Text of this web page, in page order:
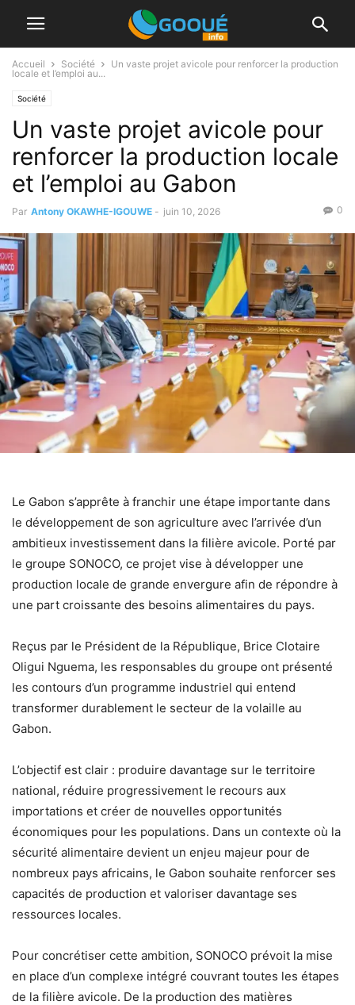
Accueil Société
Un vaste projet avicole pour renforcer la production
locale et l’emploi au...
Société
Un vaste projet avicole pour
renforcer la production locale
et l’emploi au Gabon
Par Antony OKAWHE-IGOUWE - juin 10, 2026 0
Le Gabon s’apprête à franchir une étape importante dans
le développement de son agriculture avec l’arrivée d’un
ambitieux investissement dans la filière avicole. Porté par
le groupe SONOCO, ce projet vise à développer une
production locale de grande envergure afin de répondre à
une part croissante des besoins alimentaires du pays.
Reçus par le Président de la République, Brice Clotaire
Oligui Nguema, les responsables du groupe ont présenté
les contours d’un programme industriel qui entend
transformer durablement le secteur de la volaille au
Gabon.
L’objectif est clair : produire davantage sur le territoire
national, réduire progressivement le recours aux
importations et créer de nouvelles opportunités
économiques pour les populations. Dans un contexte où la
sécurité alimentaire devient un enjeu majeur pour de
nombreux pays africains, le Gabon souhaite renforcer ses
capacités de production et valoriser davantage ses
ressources locales.
Pour concrétiser cette ambition, SONOCO prévoit la mise
en place d’un complexe intégré couvrant toutes les étapes
de la filière avicole. De la production des matières